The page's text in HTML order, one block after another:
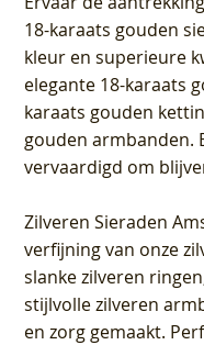
18-karaats gouden
kleur en superieure
elegante 18-karaats
karaats gouden
gouden armbanden.
vervaardigd om
Zilveren Sieraden
verfijning van onze
slanke zilveren
stijlvolle zilveren
en zorg gemaakt.